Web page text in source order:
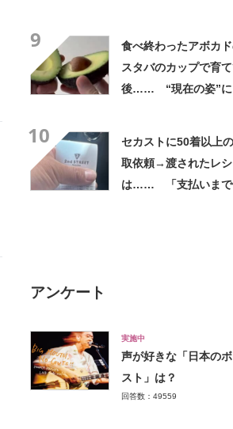
9
食べ終わったアボカ
スタバのカップで育
後…… “現在の姿”に
10
セカストに50着以上
取依頼→渡されたレシ
は…… 「支払いまで
アンケート
実施中
声が好きな「日本のボ
スト」は？
回答数：49559